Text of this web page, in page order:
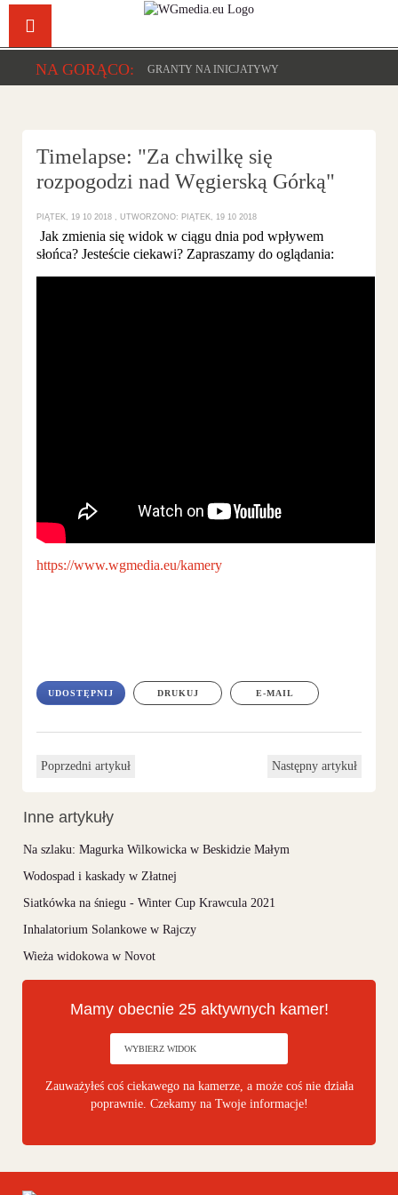
NA GORĄCO: GRANTY NA INICJATYWY
Timelapse: "Za chwilkę się
rozpogodzi nad Węgierską Górką"
PIĄTEK, 19 10 2018 UTWORZONO: PIĄTEK, 19 10 2018
Jak zmienia się widok w ciągu dnia pod wpływem
słońca? Jesteście ciekawi? Zapraszamy do oglądania:
https://www.wgmedia.eu/kamery
UDOSTĘPNIJ DRUKUJ E-MAIL
Poprzedni artykuł Następny artykuł
Inne artykuły
Na szlaku: Magurka Wilkowicka w Beskidzie Małym
Wodospad i kaskady w Złatnej
Siatkówka na śniegu - Winter Cup Krawcula 2021
Inhalatorium Solankowe w Rajczy
Wieża widokowa w Novot
Mamy obecnie 25 aktywnych kamer!
Zauważyłeś coś ciekawego na kamerze, a może coś nie działa
poprawnie. Czekamy na Twoje informacje!